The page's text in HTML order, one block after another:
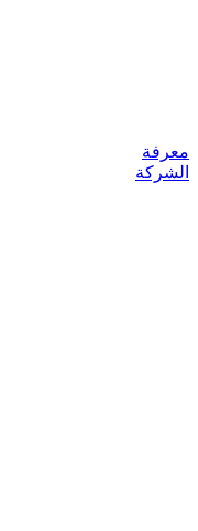
معرفة
الشركة